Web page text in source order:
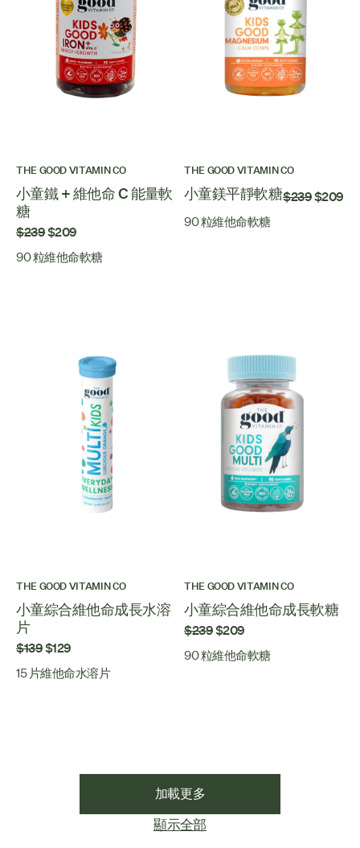
THE GOOD VITAMIN CO
小童鐵 + 維他命 C 能量軟
糖
$239$209
90 粒維他命軟糖
THE GOOD VITAMIN CO
小童鎂平靜軟糖$239$209
90 粒維他命軟糖
THE GOOD VITAMIN CO
小童綜合維他命成長水溶
片
$139$129
15 片維他命水溶片
THE GOOD VITAMIN CO
小童綜合維他命成長軟糖
$239$209
90 粒維他命軟糖
加載更多
顯示全部